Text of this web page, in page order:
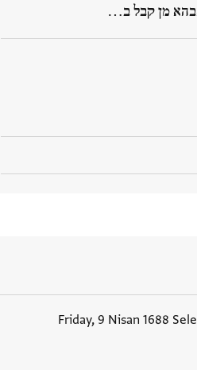
מן קבל ב…
Friday, 9 Nisan 1688